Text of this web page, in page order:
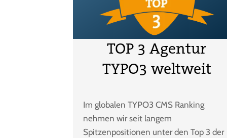
TOP 3 Agentur
TYPO3 weltweit
Im globalen TYPO3 CMS Ranking
nehmen wir seit langem
Spitzenpositionen unter den Top 3 der